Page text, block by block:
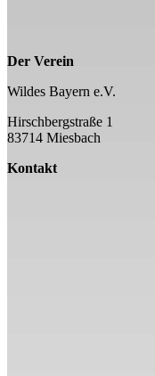
Der Verein
Wildes Bayern e.V.
Hirschbergstraße 1
83714 Miesbach
Kontakt